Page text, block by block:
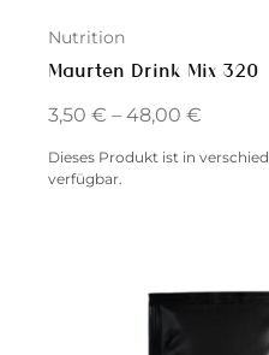
Nutrition
Maurten Drink Mix 320
3,50 € – 48,00 €
Dieses Produkt ist in
verfügbar.